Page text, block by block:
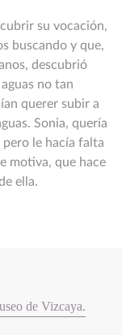
su vocación,
buscando y que,
descubrió
no tan
querer subir a
Sonia, quería
le hacía falta
motiva, que hace
ella.
de Vizcaya.